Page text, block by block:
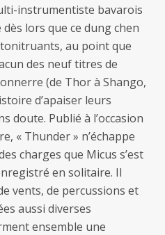
instrumentiste bavarois
lors que ce dung chen
au point que
des neuf titres de
(de Thor à Shango,
d’apaiser leurs
doute. Publié à l’occasion
« Thunder » n’échappe
charges que Micus s’est
en solitaire. Il
vents, de percussions et
aussi diverses
ensemble une